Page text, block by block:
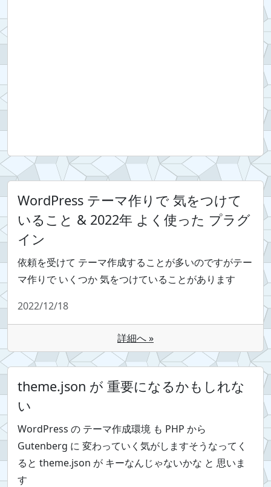
WordPress テーマ作りで 気をつけて
いること & 2022年 よく使った プラグ
イン
依頼を受けて テーマ作成することが多いのですがテー
マ作りで いくつか 気をつけていることがあります
2022/12/18
詳細へ »
theme.json が 重要になるかもしれな
い
WordPress の テーマ作成環境 も PHP から
Gutenberg に 変わっていく気がしますそうなってく
ると theme.json が キーなんじゃないかな と 思いま
す